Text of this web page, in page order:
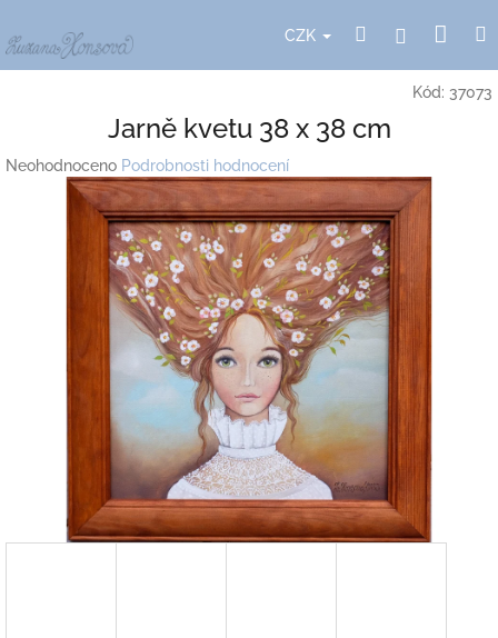
na
obsah
CZK HledatPřihlášení
Kód: 37073
Jarně kvetu 38 x 38 cm
Průměrné
hodnocení
Neohodnoceno Podrobnosti hodnocení